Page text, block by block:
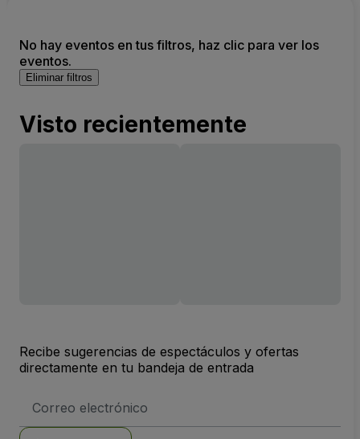
No hay eventos en tus filtros, haz clic para ver los
eventos.
Eliminar filtros
Visto recientemente
Recibe sugerencias de espectáculos y ofertas
directamente en tu bandeja de entrada
de